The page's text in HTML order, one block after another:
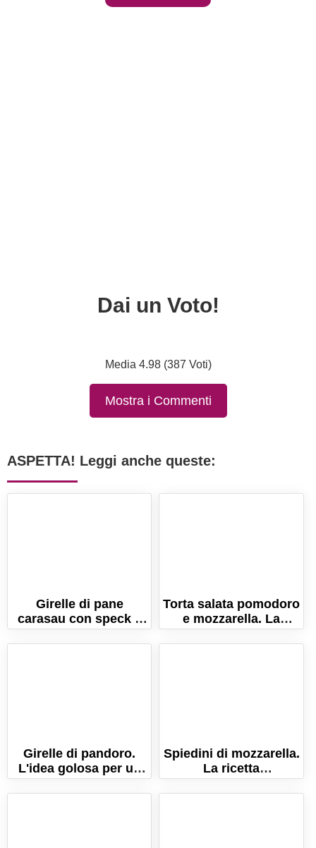
Dai un Voto!
Media 4.98 (387 Voti)
Mostra i Commenti
ASPETTA! Leggi anche queste:
Girelle di pane
carasau con speck e
provola
Torta salata pomodoro
e mozzarella. La
ricetta semplice e
veloce!
Girelle di pandoro.
L'idea golosa per un
dolce senza cottura
per riciclare il
Spiedini di mozzarella.
La ricetta
dell'antipasto senza
cottura!